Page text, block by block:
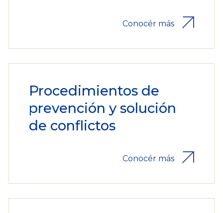
Conocér más
Procedimientos de
prevención y solución
de conflictos
Conocér más